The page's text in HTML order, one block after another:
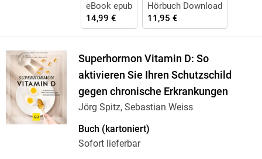
eBook epub
14,99 €
Hörbuch Download
11,95 €
Superhormon Vitamin D: So
aktivieren Sie Ihren Schutzschild
gegen chronische Erkrankungen
Jörg Spitz, Sebastian Weiss
Buch (kartoniert)
Sofort lieferbar